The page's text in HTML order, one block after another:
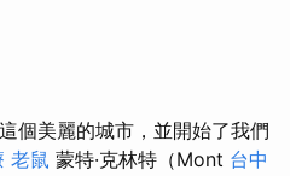
個美麗的城市，並開始了我們
老鼠 蒙特·克林特（Mont 台中